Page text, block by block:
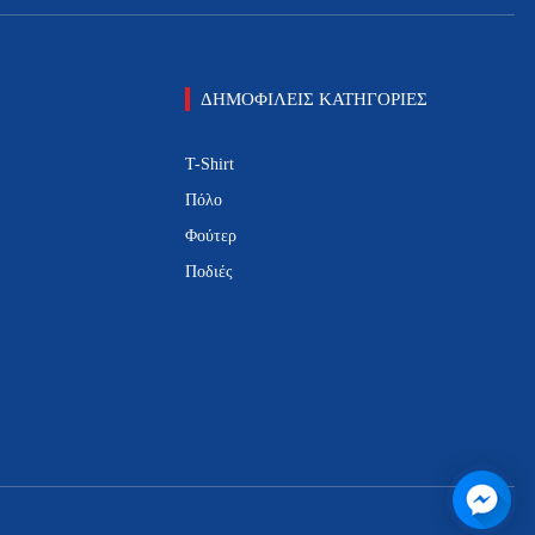
ΔΗΜΟΦΙΛΕΙΣ ΚΑΤΗΓΟΡΙΕΣ
T-Shirt
Πόλο
Φούτερ
Ποδιές